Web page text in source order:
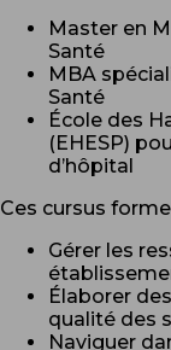
Master en
Santé
MBA
Santé
École des
(EHESP)
d’hôpital
Ces cursus
Gérer les
Élaborer
qualité des
Naviguer